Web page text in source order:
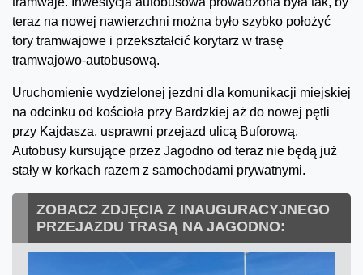
teraz na nowej nawierzchni można było szybko położyć
tory tramwajowe i przekształcić korytarz w trasę
tramwajowo-autobusową.
Uruchomienie wydzielonej jezdni dla komunikacji miejskiej
na odcinku od kościoła przy Bardzkiej aż do nowej pętli
przy Kajdasza, usprawni przejazd ulicą Buforową.
Autobusy kursujące przez Jagodno od teraz nie będą już
stały w korkach razem z samochodami prywatnymi.
ZOBACZ ZDJĘCIA Z INAUGURACYJNEGO
PRZEJAZDU TRASĄ NA JAGODNO: